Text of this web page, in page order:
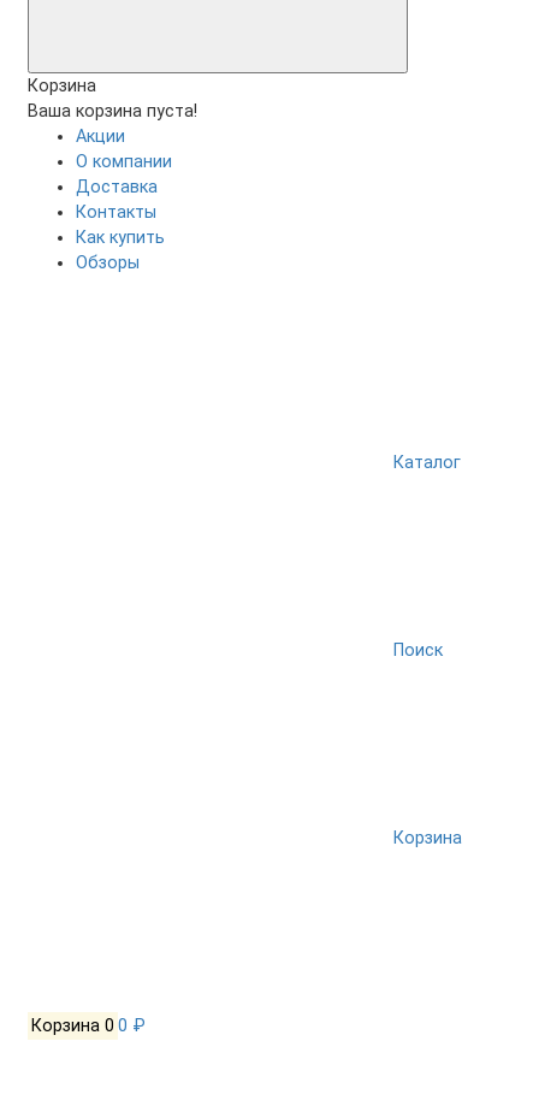
Корзина
Ваша корзина пуста!
Акции
О компании
Доставка
Контакты
Как купить
Обзоры
Каталог
Поиск
Корзина
Корзина 0 0 ₽